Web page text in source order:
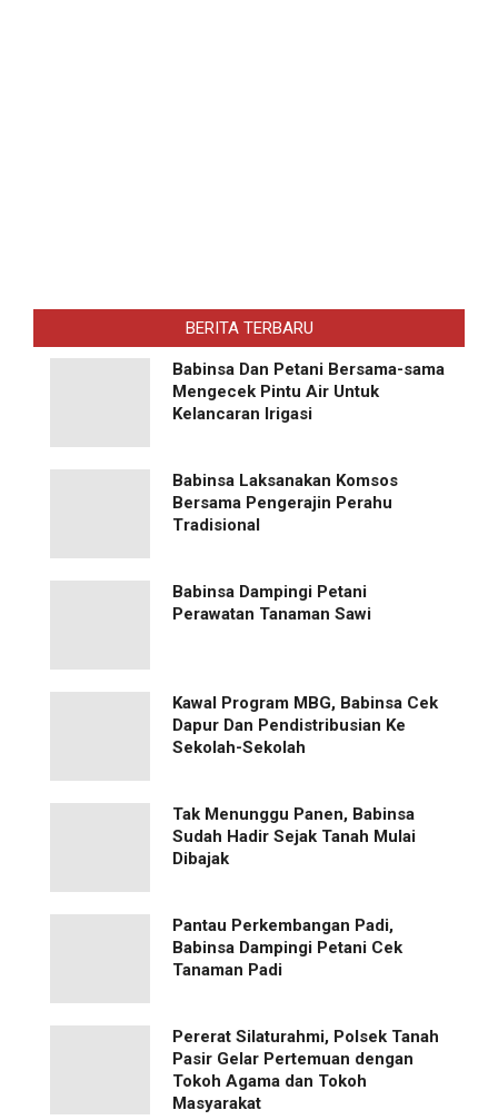
BERITA TERBARU
Babinsa Dan Petani Bersama-sama
Mengecek Pintu Air Untuk
Kelancaran Irigasi
Babinsa Laksanakan Komsos
Bersama Pengerajin Perahu
Tradisional
Babinsa Dampingi Petani
Perawatan Tanaman Sawi
Kawal Program MBG, Babinsa Cek
Dapur Dan Pendistribusian Ke
Sekolah-Sekolah
Tak Menunggu Panen, Babinsa
Sudah Hadir Sejak Tanah Mulai
Dibajak
Pantau Perkembangan Padi,
Babinsa Dampingi Petani Cek
Tanaman Padi
Pererat Silaturahmi, Polsek Tanah
Pasir Gelar Pertemuan dengan
Tokoh Agama dan Tokoh
Masyarakat